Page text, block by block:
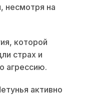
несмотря на
которой
страх и
агрессию.
активно